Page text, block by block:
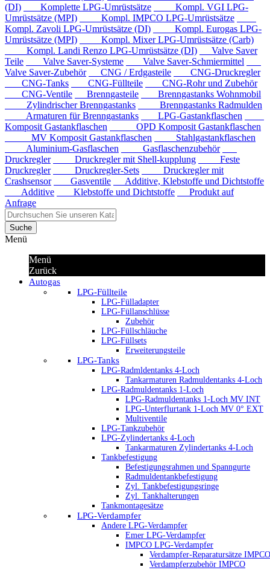
(DI)
Komplette LPG-Umrüstsätze
Kompl. VGI LPG-
Umrüstsätze (MPI)
Kompl. IMPCO LPG-Umrüstsätze
Kompl. Zavoli LPG-Umrüstsätze (DI)
Kompl. Eurogas LPG-
Umrüstsätze (MPI)
Kompl. Mixer LPG-Umrüstsätze (Carb)
Kompl. Landi Renzo LPG-Umrüstsätze (DI)
Valve Saver
Teile
Valve Saver-Systeme
Valve Saver-Schmiermittel
Valve Saver-Zubehör
CNG / Erdgasteile
CNG-Druckregler
CNG-Tanks
CNG-Füllteile
CNG-Rohr und Zubehör
CNG-Ventile
Brenngasteile
Brenngastanks Wohnmobil
Zylindrischer Brenngastanks
Brenngastanks Radmulden
Armaturen für Brenngastanks
LPG-Gastankflaschen
Komposit Gastankflaschen
OPD Komposit Gastankflaschen
MV Komposit Gastankflaschen
Stahlgastankflaschen
Aluminium-Gasflaschen
Gasflaschenzubehör
Druckregler
Druckregler mit Shell-kupplung
Feste
Druckregler
Druckregler-Sets
Druckregler mit
Crashsensor
Gasventile
Additive, Klebstoffe und Dichtstoffe
Additive
Klebstoffe und Dichtstoffe
Produkt auf
Anfrage
Suche
Menü
Menü
Zurück
Autogas
LPG-Füllteile
LPG-Fülladapter
LPG-Füllanschlüsse
Zubehör
LPG-Füllschläuche
LPG-Füllsets
Erweiterungsteile
LPG-Tanks
LPG-Radmldentanks 4-Loch
Tankarmaturen Radmuldentanks 4-Loch
LPG-Radmuldentanks 1-Loch
LPG-Radmuldentanks 1-Loch MV INT
LPG-Unterflurtank 1-Loch MV 0° EXT
Multiventile
LPG-Tankzubehör
LPG-Zylindertanks 4-Loch
Tankarmaturen Zylindertanks 4-Loch
Tankbefestigung
Befestigungsrahmen und Spanngurte
Radmuldentankbefestigung
Zyl. Tankbefestigungsringe
Zyl. Tankhalterungen
Tankmontagesätze
LPG-Verdampfer
Andere LPG-Verdampfer
Emer LPG-Verdampfer
IMPCO LPG-Verdampfer
Verdampfer-Reparatursätze IMPCO
Verdampferzubehör IMPCO